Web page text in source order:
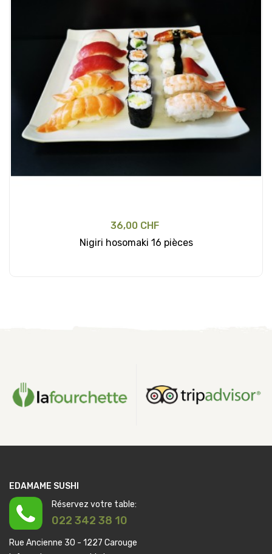
36,00 CHF
Nigiri hosomaki 16 pièces
EDAMAME SUSHI
Réservez votre table:
022 342 38 10
Rue Ancienne 30 - 1227 Carouge